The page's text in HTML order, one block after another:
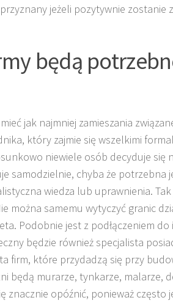
jeżeli pozytywnie zostanie
będą
jak najmniej zamieszania
który zajmie się wszelkimi
niewiele osób decyduje się
samodzielnie, chyba że
wiedza lub uprawnienia.
można samemu wytyczyć granic
Podobnie jest z podłączeniem
będzie również specjalista
firm, które przydadzą się przy
będą murarze, tynkarze, malarze,
znacznie opóźnić, ponieważ często